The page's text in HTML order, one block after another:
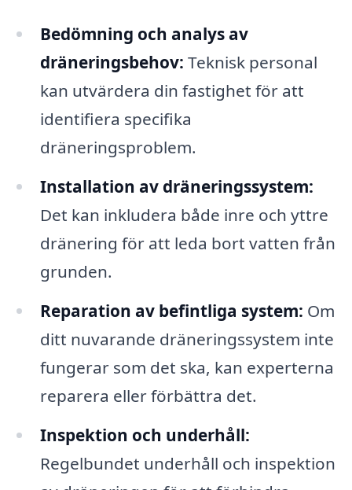
Bedömning och analys av
dräneringsbehov: Teknisk personal
kan utvärdera din fastighet för att
identifiera specifika
dräneringsproblem.
Installation av dräneringssystem:
Det kan inkludera både inre och yttre
dränering för att leda bort vatten från
grunden.
Reparation av befintliga system: Om
ditt nuvarande dräneringssystem inte
fungerar som det ska, kan experterna
reparera eller förbättra det.
Inspektion och underhåll:
Regelbundet underhåll och inspektion